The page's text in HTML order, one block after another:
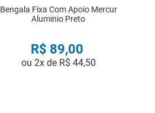
Bengala Fixa Com Apoio Mercur
Aluminio Preto
R$ 89,00
ou 2x de R$ 44,50